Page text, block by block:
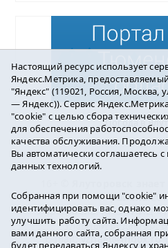
Погода в
района
Учредитель: АНО «ИИЦ «
Главный редактор:
E-mail:yznaet@inbox.ru
Настоящий ресурс использует
Яндекс.Метрика,
"Яндекс" (119021, Россия, Москва,
— Яндекс)). Сервис
"cookie" с целью сбора
для обеспечения
качества обслуживания.
Вы автоматически соглашаетесь
данных технологий.
Собранная при помощи "cookie"
идентифицировать вас, однако
улучшить работу сайта.
вами данного сайта, собранная
будет передаваться Яндексу и